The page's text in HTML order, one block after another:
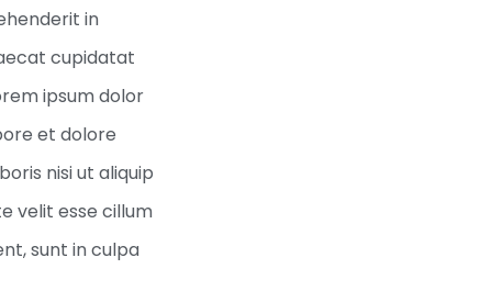
in
cupidatat
ipsum dolor
et dolore
nisi ut aliquip
velit esse cillum
sunt in culpa